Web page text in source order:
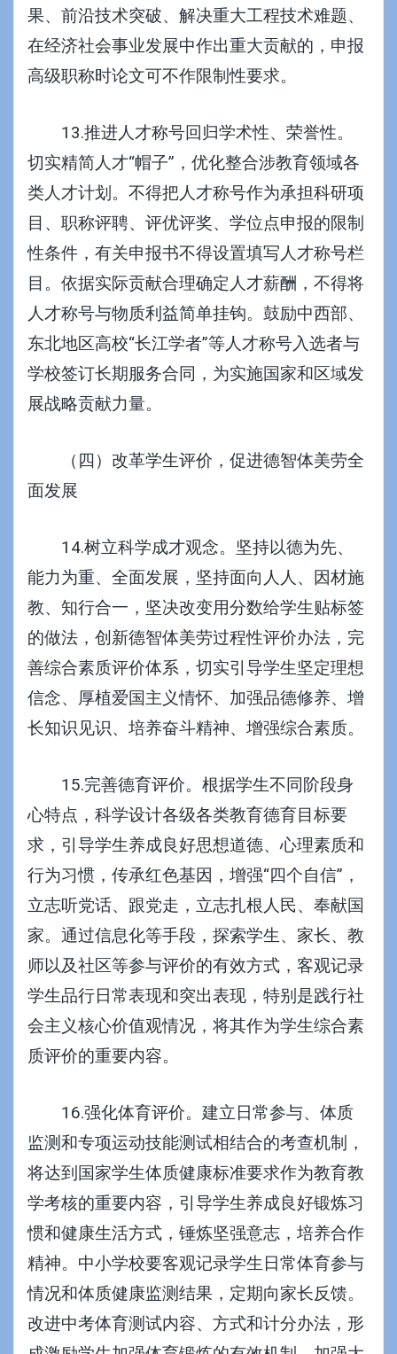
果、前沿技术突破、解决重大工程技术难题、
在经济社会事业发展中作出重大贡献的，申报
高级职称时论文可不作限制性要求。
13.推进人才称号回归学术性、荣誉性。
切实精简人才“帽子”，优化整合涉教育领域各
类人才计划。不得把人才称号作为承担科研项
目、职称评聘、评优评奖、学位点申报的限制
性条件，有关申报书不得设置填写人才称号栏
目。依据实际贡献合理确定人才薪酬，不得将
人才称号与物质利益简单挂钩。鼓励中西部、
东北地区高校“长江学者”等人才称号入选者与
学校签订长期服务合同，为实施国家和区域发
展战略贡献力量。
（四）改革学生评价，促进德智体美劳全
面发展
14.树立科学成才观念。坚持以德为先、
能力为重、全面发展，坚持面向人人、因材施
教、知行合一，坚决改变用分数给学生贴标签
的做法，创新德智体美劳过程性评价办法，完
善综合素质评价体系，切实引导学生坚定理想
信念、厚植爱国主义情怀、加强品德修养、增
长知识见识、培养奋斗精神、增强综合素质。
15.完善德育评价。根据学生不同阶段身
心特点，科学设计各级各类教育德育目标要
求，引导学生养成良好思想道德、心理素质和
行为习惯，传承红色基因，增强“四个自信”，
立志听党话、跟党走，立志扎根人民、奉献国
家。通过信息化等手段，探索学生、家长、教
师以及社区等参与评价的有效方式，客观记录
学生品行日常表现和突出表现，特别是践行社
会主义核心价值观情况，将其作为学生综合素
质评价的重要内容。
16.强化体育评价。建立日常参与、体质
监测和专项运动技能测试相结合的考查机制，
将达到国家学生体质健康标准要求作为教育教
学考核的重要内容，引导学生养成良好锻炼习
惯和健康生活方式，锤炼坚强意志，培养合作
精神。中小学校要客观记录学生日常体育参与
情况和体质健康监测结果，定期向家长反馈。
改进中考体育测试内容、方式和计分办法，形